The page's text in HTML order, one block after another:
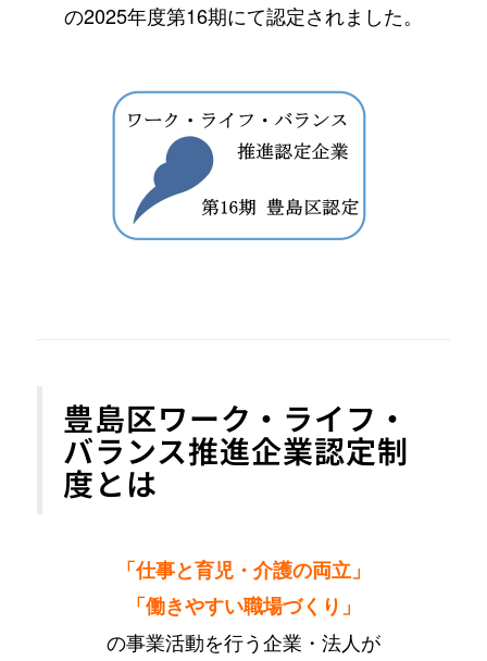
の2025年度第16期にて認定されました。
豊島区ワーク・ライフ・
バランス推進企業認定制
度とは
「仕事と育児・介護の両立」
「働きやすい職場づくり」
の事業活動を行う企業・法人が